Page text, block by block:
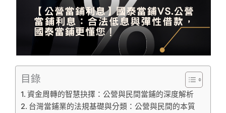
目錄
資金周轉的智慧抉擇：公營與民間當鋪的深度解析
台灣當鋪業的法規基礎與分類：公營與民間的本質